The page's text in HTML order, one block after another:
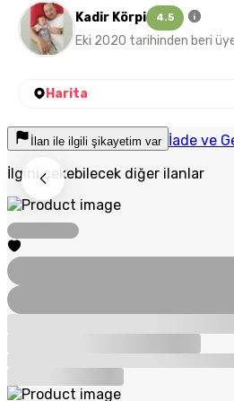
Kadir Körpi 4.5
Eki 2020 tarihinden beri
Harita
İlan ile ilgili şikayetim var İade ve
İlgini çekebilecek diğer ilanlar